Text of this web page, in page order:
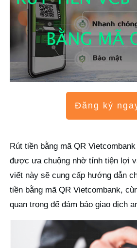
Đăng ký
Rút tiền bằng mã QR
được ưa chuộng nhờ tính tiện lợi
viết này sẽ cung cấp hướng dẫn
tiền bằng mã QR Vietcombank,
quan trọng để đảm bảo giao dịch